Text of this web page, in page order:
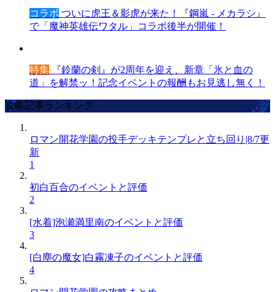
コラボ ついに虎王＆影虎が来た！『鋼嵐 - メカラシ』
で「魔神英雄伝ワタル」コラボ後半が開催！
特集 『鈴蘭の剣』が2周年を迎え、新章「氷と血の
道」を解禁ッ！記念イベントの報酬もお見逃し無く！
攻略記事ランキング
ロマン開花学園の投手デッキテンプレと立ち回り|8/7更
新
1
初白百合のイベントと評価
2
[水着]泡瀬満里南のイベントと評価
3
[白塵の魔女]白霧凍子のイベントと評価
4